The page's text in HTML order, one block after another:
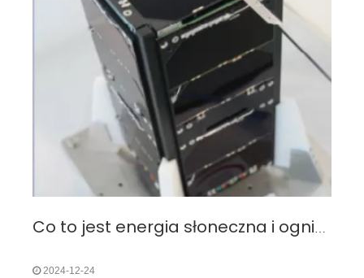
Co to jest energia słoneczna i ogniwa słoneczne? Koncentracja na kosmicznej technologii słonecznej
2024-12-24